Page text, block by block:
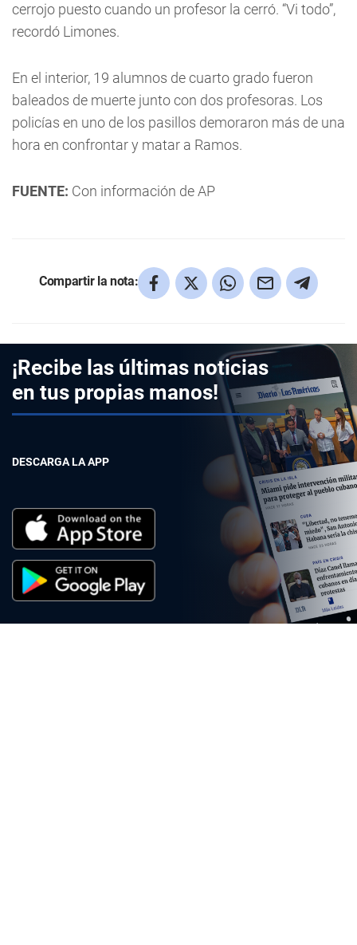
cerrojo puesto cuando un profesor la cerró. “Vi todo”,
recordó Limones.
En el interior, 19 alumnos de cuarto grado fueron
baleados de muerte junto con dos profesoras. Los
policías en uno de los pasillos demoraron más de una
hora en confrontar y matar a Ramos.
FUENTE: Con información de AP
Compartir la nota:
¡Recibe las últimas noticias
en tus propias manos!
DESCARGA LA APP